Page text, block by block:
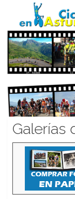
CICLISMO
Galerías